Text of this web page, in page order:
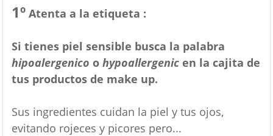
1ºAtenta a la etiqueta :
Si tienes piel sensible busca la palabra
hipoalergenico o hypoallergenic en la cajita de
tus productos de make up.
Sus ingredientes cuidan la piel y tus ojos,
evitando rojeces y picores pero...